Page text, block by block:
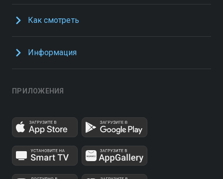
Как смотреть
Информация
ПРИЛОЖЕНИЯ